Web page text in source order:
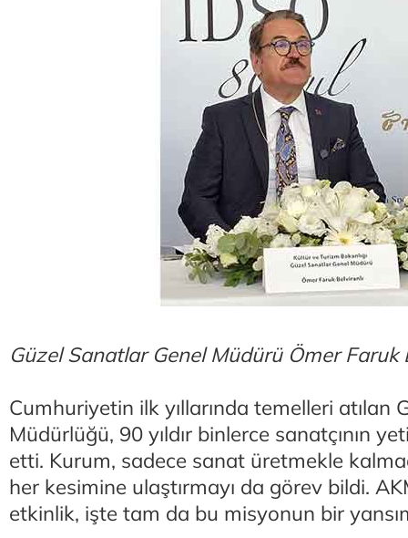
Güzel Sanatlar Genel Müdürü Ömer Faruk
Cumhuriyetin ilk yıllarında temelleri atılan
Müdürlüğü, 90 yıldır binlerce sanatçının
etti. Kurum, sadece sanat üretmekle
her kesimine ulaştırmayı da görev bildi.
etkinlik, işte tam da bu misyonun bir